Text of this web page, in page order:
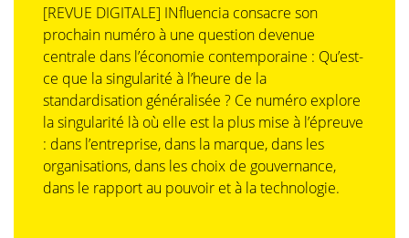
[REVUE DIGITALE] INfluencia consacre son
prochain numéro à une question devenue
centrale dans l’économie contemporaine : Qu’est-
ce que la singularité à l’heure de la
standardisation généralisée ? Ce numéro explore
la singularité là où elle est la plus mise à l’épreuve
: dans l’entreprise, dans la marque, dans les
organisations, dans les choix de gouvernance,
dans le rapport au pouvoir et à la technologie.